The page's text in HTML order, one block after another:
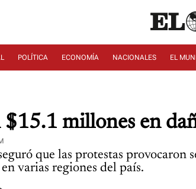
POLÍTICA ECONOMÍA NACIONALES EL
$15.1 millones en
que las protestas provocaron
varias regiones del país.